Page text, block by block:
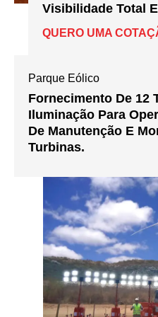
Visibilidade Total
QUERO UMA
Parque Eólico
Fornecimento De 12
Iluminação Para
De Manutenção E
Turbinas.